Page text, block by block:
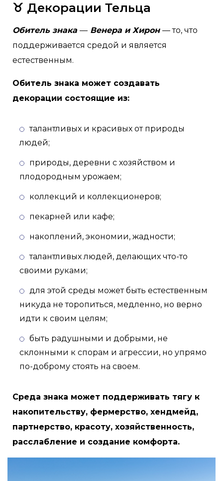
♉ Декорации Тельца
Обитель знака — Венера и Хирон — то, что
поддерживается средой и является
естественным.
Обитель знака может создавать
декорации состоящие из:
талантливых и красивых от природы
людей;
природы, деревни с хозяйством и
плодородным урожаем;
коллекций и коллекционеров;
пекарней или кафе;
накоплений, экономии, жадности;
талантливых людей, делающих что-то
своими руками;
для этой среды может быть естественным
никуда не торопиться, медленно, но верно
идти к своим целям;
быть радушными и добрыми, не
склонными к спорам и агрессии, но упрямо
по-доброму стоять на своем.
Среда знака может поддерживать тягу к
накопительству, фермерство, хендмейд,
партнерство, красоту, хозяйственность,
расслабление и создание комфорта.